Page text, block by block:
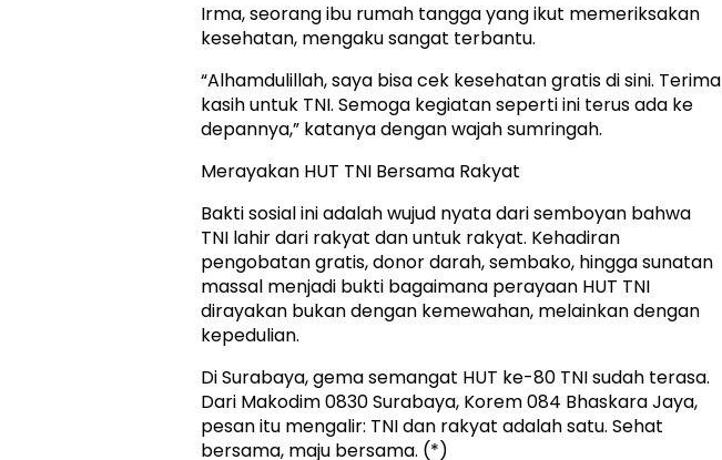
Irma, seorang ibu rumah tangga yang ikut memeriksakan
kesehatan, mengaku sangat terbantu.
“Alhamdulillah, saya bisa cek kesehatan gratis di sini. Terima
kasih untuk TNI. Semoga kegiatan seperti ini terus ada ke
depannya,” katanya dengan wajah sumringah.
Merayakan HUT TNI Bersama Rakyat
Bakti sosial ini adalah wujud nyata dari semboyan bahwa
TNI lahir dari rakyat dan untuk rakyat. Kehadiran
pengobatan gratis, donor darah, sembako, hingga sunatan
massal menjadi bukti bagaimana perayaan HUT TNI
dirayakan bukan dengan kemewahan, melainkan dengan
kepedulian.
Di Surabaya, gema semangat HUT ke-80 TNI sudah terasa.
Dari Makodim 0830 Surabaya, Korem 084 Bhaskara Jaya,
pesan itu mengalir: TNI dan rakyat adalah satu. Sehat
bersama, maju bersama. (*)